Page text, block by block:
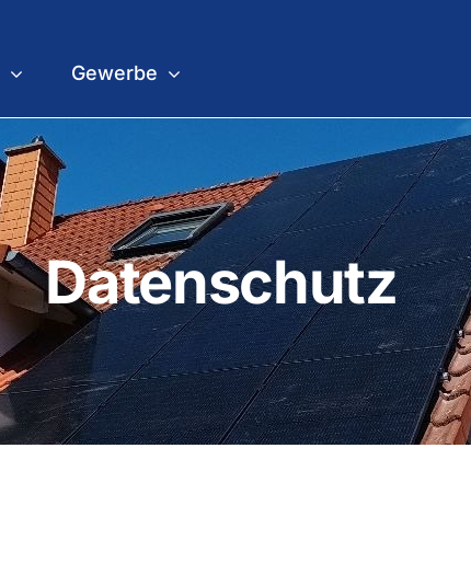
Gewerbe
Datenschutz